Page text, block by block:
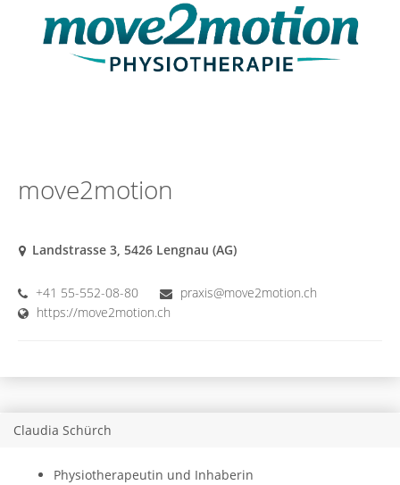
move2motion
Landstrasse 3, 5426 Lengnau (AG)
+41 55-552-08-80
praxis@move2motion.ch
https://move2motion.ch
Claudia Schürch
Physiotherapeutin und Inhaberin